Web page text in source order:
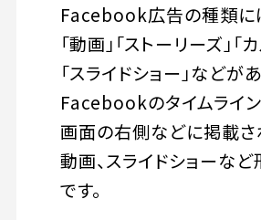
Facebook広告の種類には
「動画」「ストーリーズ」「
「スライドショー」などが
Facebookのタイムライ
画面の右側などに掲載さ
動画、スライドショーな
です。